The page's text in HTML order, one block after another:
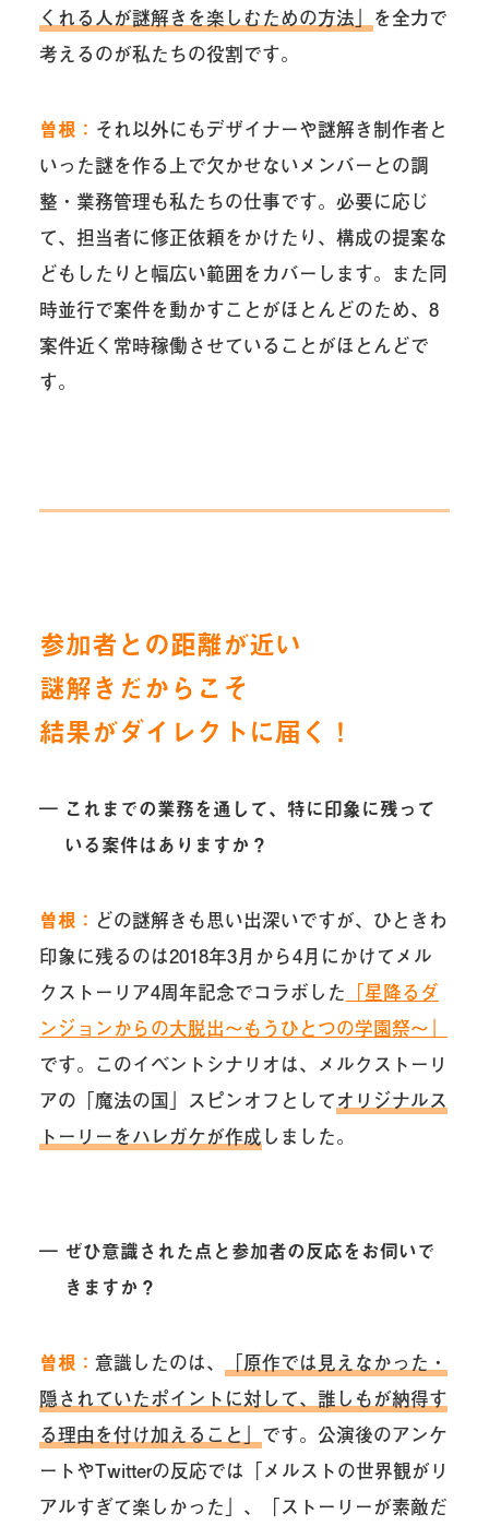
くれる人が謎解きを楽しむための方法」 を全力で
考えるのが私たちの役割です。
曽根： それ以外にもデザイナーや謎解き制作者と
いった謎を作る上で欠かせないメンバーとの調
整・業務管理も私たちの仕事です。必要に応じ
て、担当者に修正依頼をかけたり、構成の提案な
どもしたりと幅広い範囲をカバーします。また同
時並行で案件を動かすことがほとんどのため、8
案件近く常時稼働させていることがほとんどで
す。
参加者との距離が近い
謎解きだからこそ
結果がダイレクトに届く！
― これまでの業務を通して、特に印象に残って
いる案件はありますか？
曽根： どの謎解きも思い出深いですが、ひときわ
印象に残るのは2018年3月から4月にかけてメル
クストーリア4周年記念でコラボした 「星降るダ
ンジョンからの大脱出〜もうひとつの学園祭〜」
です。このイベントシナリオは、メルクストーリ
アの「魔法の国」スピンオフとしてオリジナルス
トーリーをハレガケが作成しました。
― ぜひ意識された点と参加者の反応をお伺いで
きますか？
曽根： 意識したのは、
「原作では見えなかった・
隠されていたポイントに対して、誰しもが納得す
る理由を付け加えること」 です。公演後のアンケ
ートやTwitterの反応では「メルストの世界観がリ
アルすぎて楽しかった」、「ストーリーが素敵だ